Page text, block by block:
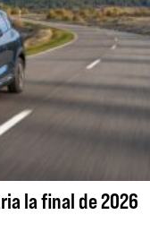
la final de 2026